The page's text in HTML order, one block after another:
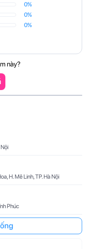
0%
0%
0%
này?
H. Mê Linh, TP. Hà Nội
Phúc